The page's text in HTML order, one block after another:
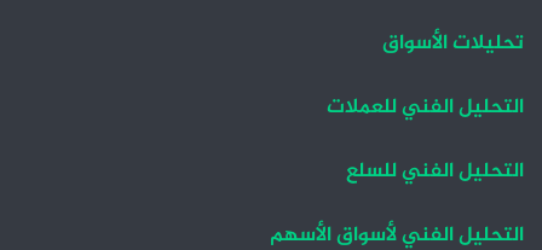
تحليلات الأسواق
التحليل الفني للعملات
التحليل الفني للسلع
التحليل الفني لأسواق الأسهم